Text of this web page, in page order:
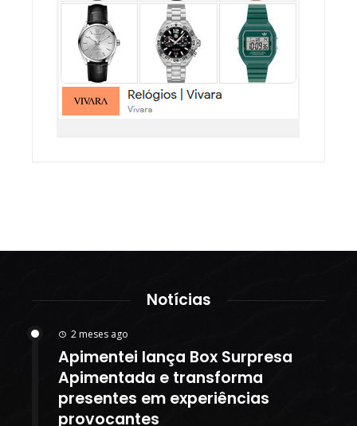
Notícias
2 meses ago
Apimentei lança Box Surpresa
Apimentada e transforma
presentes em experiências
provocantes